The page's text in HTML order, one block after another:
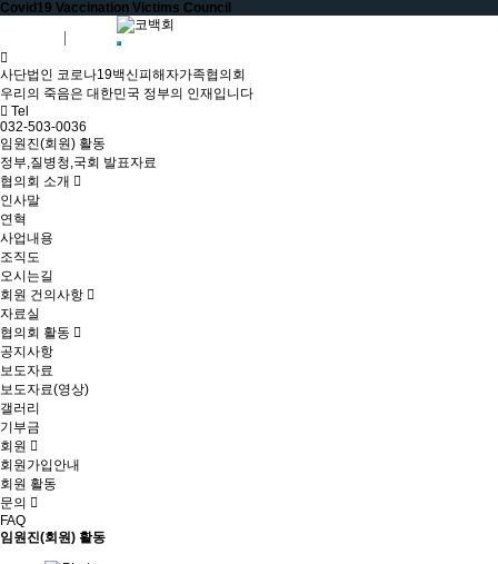
Covid19 Vaccination Victims Council
사단법인 코로나19백신피해자가족협의회
우리의 죽음은 대한민국 정부의 인재입니다
Tel
032-503-0036
임원진(회원) 활동
정부,질병청,국회 발표자료
협의회 소개
인사말
연혁
사업내용
조직도
오시는길
회원 건의사항
자료실
협의회 활동
공지사항
보도자료
보도자료(영상)
갤러리
기부금
회원
회원가입안내
회원 활동
문의
FAQ
임원진(회원) 활동